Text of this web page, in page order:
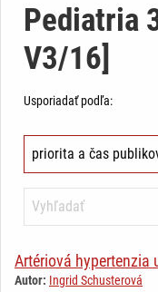
Pediatria
V3/16]
Usporiadať podľa:
Artériová hypertenzia
Autor: Ingrid Schusterová